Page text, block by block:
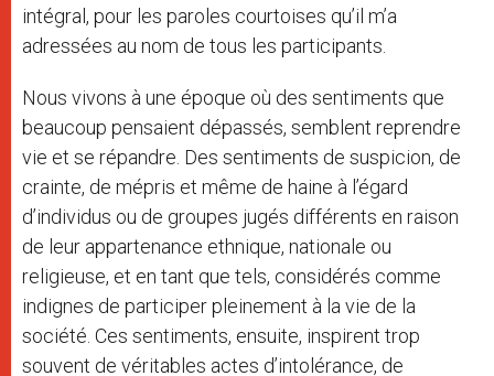
intégral, pour les paroles courtoises qu’il m’a
adressées au nom de tous les participants.
Nous vivons à une époque où des sentiments que
beaucoup pensaient dépassés, semblent reprendre
vie et se répandre. Des sentiments de suspicion, de
crainte, de mépris et même de haine à l’égard
d’individus ou de groupes jugés différents en raison
de leur appartenance ethnique, nationale ou
religieuse, et en tant que tels, considérés comme
indignes de participer pleinement à la vie de la
société. Ces sentiments, ensuite, inspirent trop
souvent de véritables actes d’intolérance, de